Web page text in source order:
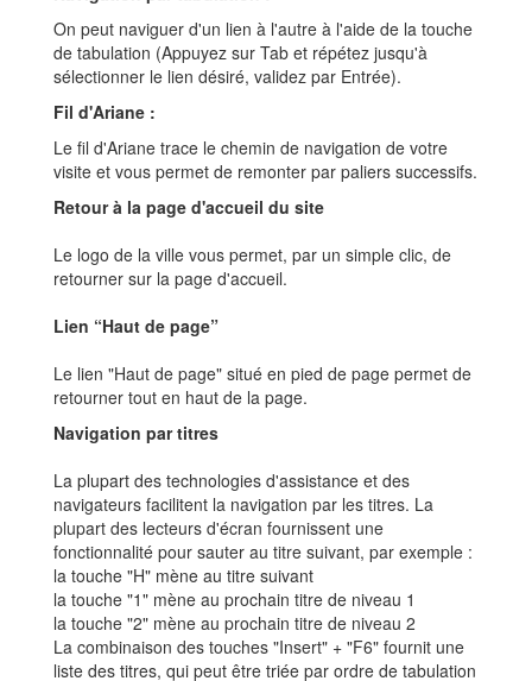
On peut naviguer d'un lien à l'autre à l'aide de la touche
de tabulation (Appuyez sur Tab et répétez jusqu'à
sélectionner le lien désiré, validez par Entrée).
Fil d'Ariane :
Le fil d'Ariane trace le chemin de navigation de votre
visite et vous permet de remonter par paliers successifs.
Retour à la page d'accueil du site
Le logo de la ville vous permet, par un simple clic, de
retourner sur la page d'accueil.
Lien “Haut de page”
Le lien "Haut de page" situé en pied de page permet de
retourner tout en haut de la page.
Navigation par titres
La plupart des technologies d'assistance et des
navigateurs facilitent la navigation par les titres. La
plupart des lecteurs d'écran fournissent une
fonctionnalité pour sauter au titre suivant, par exemple :
la touche "H" mène au titre suivant
la touche "1" mène au prochain titre de niveau 1
la touche "2" mène au prochain titre de niveau 2
La combinaison des touches "Insert" + "F6" fournit une
liste des titres, qui peut être triée par ordre de tabulation